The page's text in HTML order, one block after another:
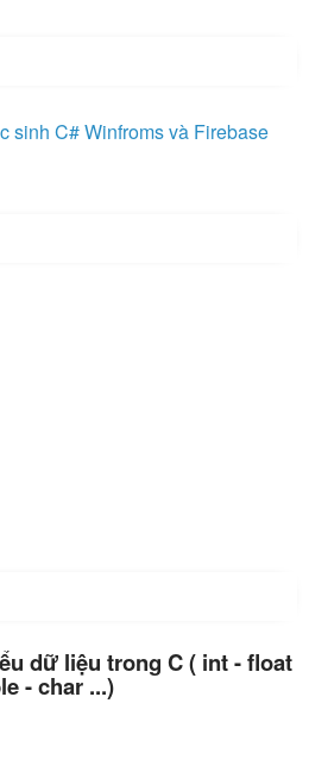
sinh C# Winfroms và Firebase
dữ liệu trong C ( int - float
- char ...)